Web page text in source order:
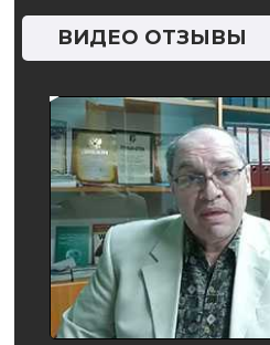
ВИДЕО ОТЗЫВЫ